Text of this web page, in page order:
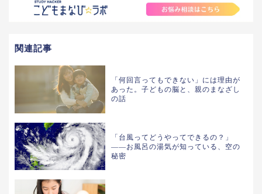
関連記事
「何回言ってもできない」には理由が
あった。子どもの脳と、親のまなざし
の話
「台風ってどうやってできるの？」
——お風呂の湯気が知っている、空の
秘密